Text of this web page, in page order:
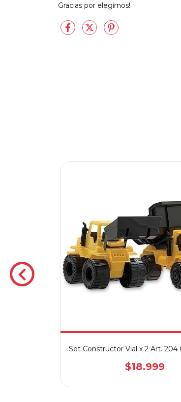
Gracias por elegirnos!
Set Constructor Vial x 2 Art. 204
$18.999